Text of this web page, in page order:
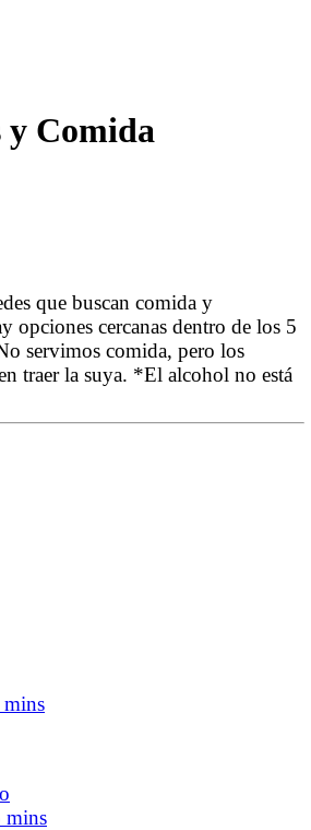
y Comida
que buscan comida y
opciones cercanas dentro de los 5
servimos comida, pero los
traer la suya. *El alcohol no está